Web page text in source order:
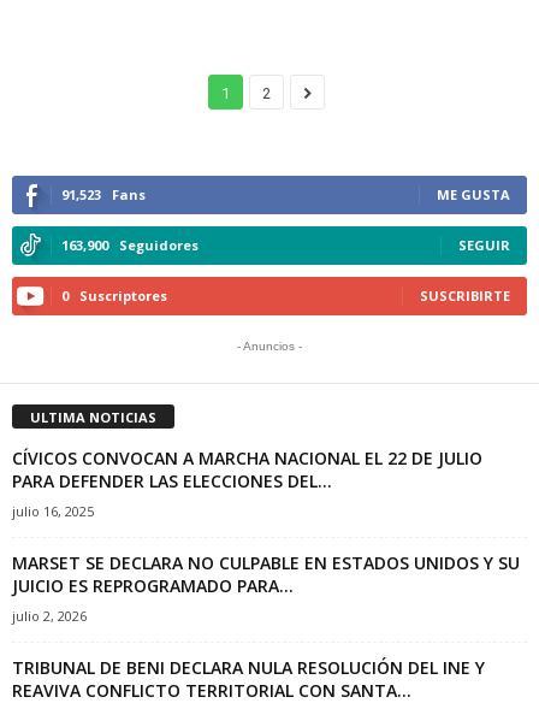
1 2
91,523 Fans ME GUSTA
163,900 Seguidores SEGUIR
0 Suscriptores SUSCRIBIRTE
- Anuncios -
ULTIMA NOTICIAS
CÍVICOS CONVOCAN A MARCHA NACIONAL EL 22 DE JULIO
PARA DEFENDER LAS ELECCIONES DEL...
julio 16, 2025
MARSET SE DECLARA NO CULPABLE EN ESTADOS UNIDOS Y SU
JUICIO ES REPROGRAMADO PARA...
julio 2, 2026
TRIBUNAL DE BENI DECLARA NULA RESOLUCIÓN DEL INE Y
REAVIVA CONFLICTO TERRITORIAL CON SANTA...